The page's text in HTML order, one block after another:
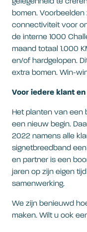
bomen.
connectiviteit voor
de interne 1000
maand totaal 1.000
en/of hardgelopen.
extra bomen. Win-
Voor iedere klant
Het planten van een
een nieuw begin.
2022 namens alle
signetbreedband
en partner is een
jaren op zijn eigen
samenwerking.
We zijn benieuwd
maken. Wilt u ook